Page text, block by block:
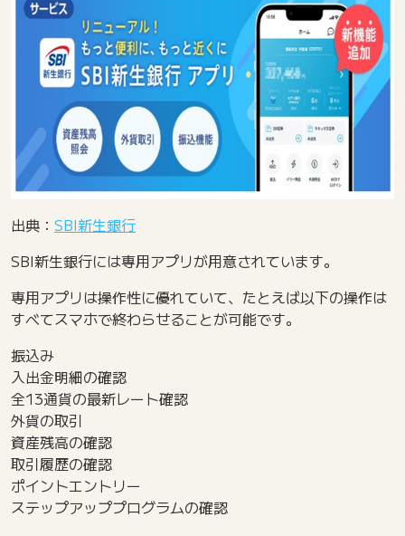
出典： SBI新生銀行
SBI新生銀行には専用アプリが用意されています。
専用アプリは操作性に優れていて、たとえば以下の操作は
すべてスマホで終わらせることが可能です。
振込み
入出金明細の確認
全13通貨の最新レート確認
外貨の取引
資産残高の確認
取引履歴の確認
ポイントエントリー
ステップアッププログラムの確認